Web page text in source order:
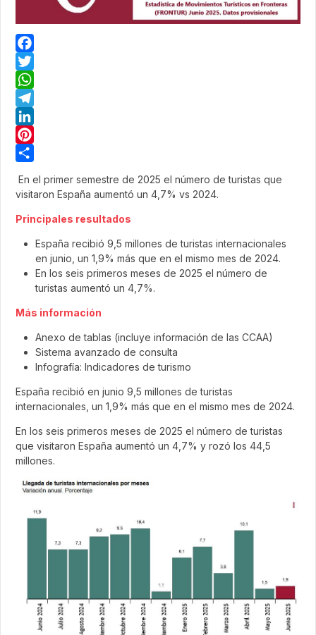
Facebook
Twitter
WhatsApp
Telegram
LinkedIn
Pinterest
En el primer semestre de 2025 el número de turistas que
visitaron España aumentó un 4,7% vs 2024.
Principales resultados
España recibió 9,5 millones de turistas internacionales
en junio, un 1,9% más que en el mismo mes de 2024.
En los seis primeros meses de 2025 el número de
turistas aumentó un 4,7%.
Más información
Anexo de tablas (incluye información de las CCAA)
Sistema avanzado de consulta
Infografía: Indicadores de turismo
España recibió en junio 9,5 millones de turistas
internacionales, un 1,9% más que en el mismo mes de 2024.
En los seis primeros meses de 2025 el número de turistas
que visitaron España aumentó un 4,7% y rozó los 44,5
millones.